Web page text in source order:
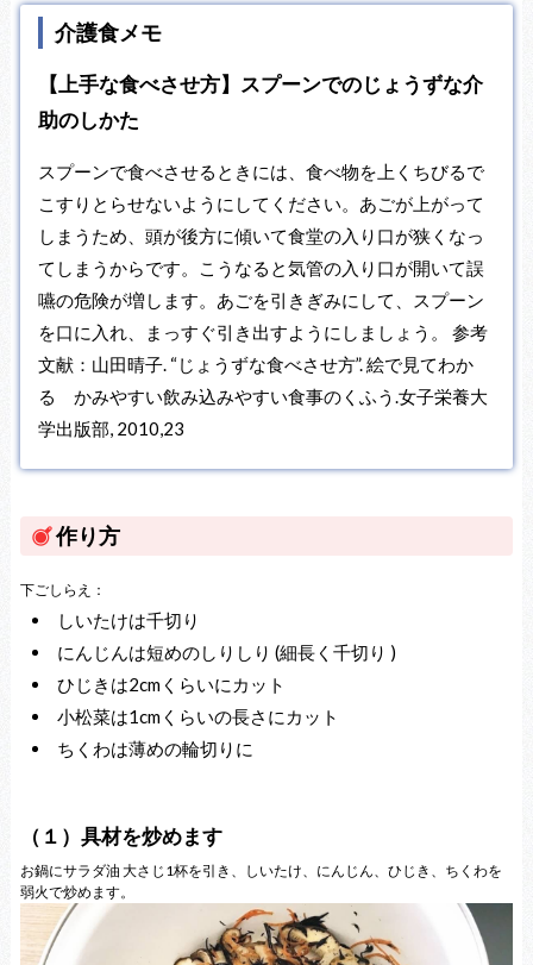
介護食メモ
【上手な食べさせ方】スプーンでのじょうずな介
助のしかた
スプーンで食べさせるときには、食べ物を上くちびるで
こすりとらせないようにしてください。あごが上がって
しまうため、頭が後方に傾いて食堂の入り口が狭くなっ
てしまうからです。こうなると気管の入り口が開いて誤
嚥の危険が増します。あごを引きぎみにして、スプーン
を口に入れ、まっすぐ引き出すようにしましょう。 参考
文献：山田晴子. “じょうずな食べさせ方”. 絵で見てわか
る かみやすい飲み込みやすい食事のくふう.女子栄養大
学出版部, 2010,23
作り方
下ごしらえ：
しいたけは千切り
にんじんは短めのしりしり (細長く千切り )
ひじきは2cmくらいにカット
小松菜は1cmくらいの長さにカット
ちくわは薄めの輪切りに
（１）具材を炒めます
お鍋にサラダ油 大さじ1杯を引き、しいたけ、にんじん、ひじき、ちくわを
弱火で炒めます。